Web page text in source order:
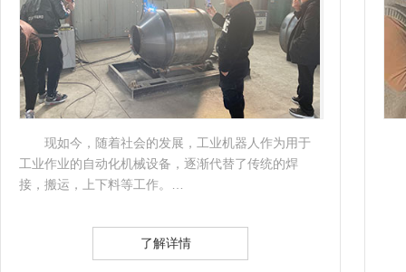
现如今，随着社会的发展，工业机器人作为用于
工业作业的自动化机械设备，逐渐代替了传统的焊
接，搬运，上下料等工作。…
了解详情